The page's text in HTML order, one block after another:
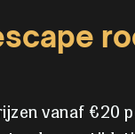
vanaf €20